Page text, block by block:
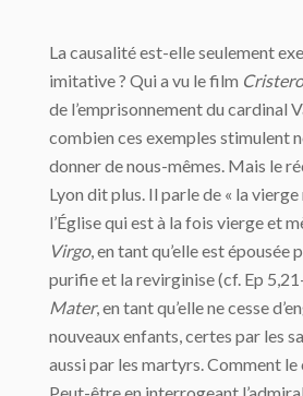
La causalité est-elle seulement
imitative ? Qui a vu le film
de l’emprisonnement du cardinal
combien ces exemples stimulent
donner de nous-mêmes. Mais le
Lyon dit plus. Il parle de « la vierge
l’Église qui est à la fois vierge et
Virgo, en tant qu’elle est épousée
purifie et la revirginise (cf. Ep
Mater, en tant qu’elle ne cesse
nouveaux enfants, certes par les
aussi par les martyrs. Comment le